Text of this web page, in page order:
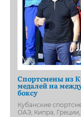
Спортсмены из
медалей на
боксу
Кубанские
ОАЭ, Кипра,